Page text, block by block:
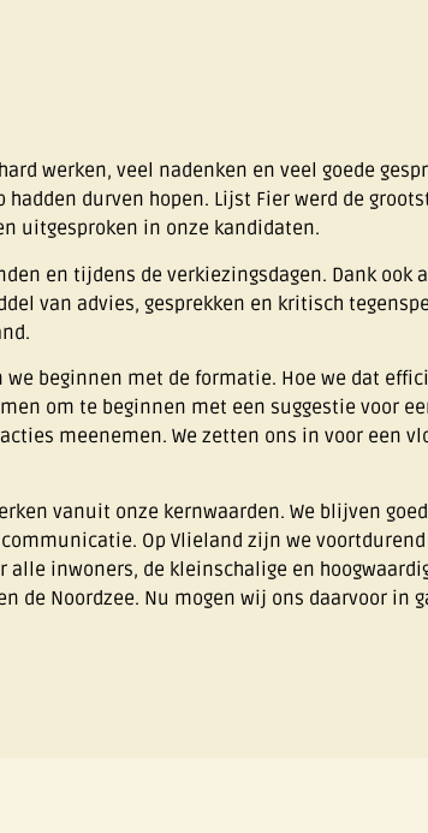
werken, veel nadenken en veel goede
durven hopen. Lijst Fier werd de
uitgesproken in onze kandidaten.
en tijdens de verkiezingsdagen. Dank ook
van advies, gesprekken en kritisch
beginnen met de formatie. Hoe we dat
om te beginnen met een suggestie voor
meenemen. We zetten ons in voor een
vanuit onze kernwaarden. We blijven
Op Vlieland zijn we
inwoners, de kleinschalige en
de Noordzee. Nu mogen wij ons daarvoor in